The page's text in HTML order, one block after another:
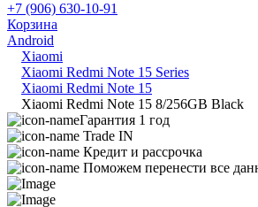
+7 (906) 630-10-91
Корзина
Android
Xiaomi
Xiaomi Redmi Note 15 Series
Xiaomi Redmi Note 15
Xiaomi Redmi Note 15 8/256GB Black
Гарантия 1 год
Trade IN
Кредит и рассрочка
Поможем перенести все